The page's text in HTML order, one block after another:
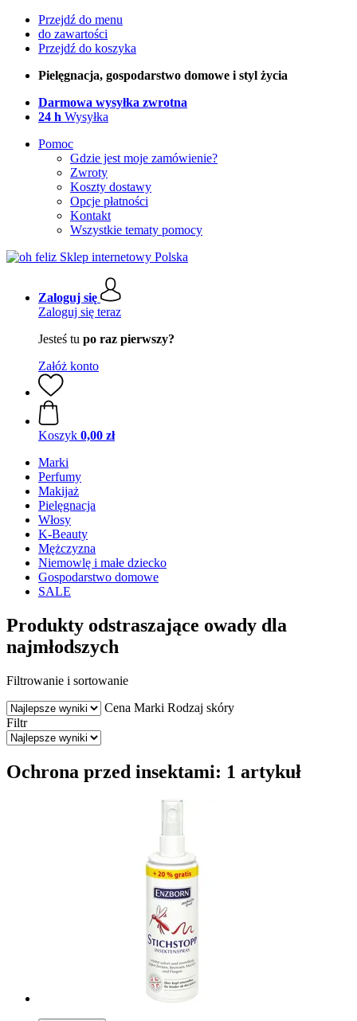
Przejdź do menu
do zawartości
Przejdź do koszyka
Pielęgnacja, gospodarstwo domowe i styl życia
Darmowa wysyłka zwrotna
24 h Wysyłka
Pomoc
Gdzie jest moje zamówienie?
Zwroty
Koszty dostawy
Opcje płatności
Kontakt
Wszystkie tematy pomocy
Zaloguj się
Zaloguj się teraz
Jesteś tu po raz pierwszy?
Załóż konto
Koszyk 0,00 zł
Marki
Perfumy
Makijaż
Pielęgnacja
Włosy
K-Beauty
Mężczyzna
Niemowlę i małe dziecko
Gospodarstwo domowe
SALE
Produkty odstraszające owady dla
najmłodszych
Filtrowanie i sortowanie
Cena Marki Rodzaj skóry
Filtr
Ochrona przed insektami: 1 artykuł